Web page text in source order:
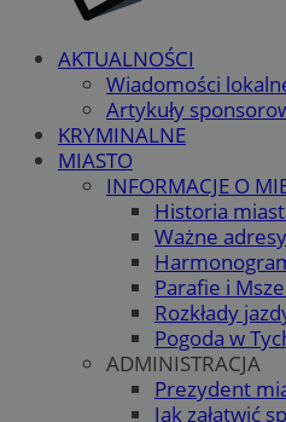
AKTUALNOŚCI
Wiadomości
Artykuły
KRYMINALNE
MIASTO
INFORMACJE O
Historia
Ważne
Parafie i
Rozkłady
Pogoda w
ADMINISTRACJA
Prezydent
Jak załatwić